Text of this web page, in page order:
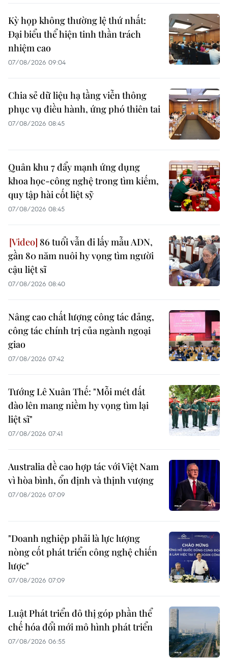
Kỳ họp không thường lệ thứ nhất:
Đại biểu thể hiện tinh thần trách
nhiệm cao
07/08/2026 09:04
Chia sẻ dữ liệu hạ tầng viễn thông
phục vụ điều hành, ứng phó thiên tai
07/08/2026 08:45
Quân khu 7 đẩy mạnh ứng dụng
khoa học-công nghệ trong tìm kiếm,
quy tập hài cốt liệt sỹ
07/08/2026 08:45
86 tuổi vẫn đi lấy mẫu ADN,
gần 80 năm nuôi hy vọng tìm người
cậu liệt sĩ
07/08/2026 08:40
Nâng cao chất lượng công tác đảng,
công tác chính trị của ngành ngoại
giao
07/08/2026 07:42
Tướng Lê Xuân Thế: "Mỗi mét đất
đào lên mang niềm hy vọng tìm lại
liệt sĩ"
07/08/2026 07:41
Australia đề cao hợp tác với Việt Nam
vì hòa bình, ổn định và thịnh vượng
07/08/2026 07:09
"Doanh nghiệp phải là lực lượng
nòng cốt phát triển công nghệ chiến
lược"
07/08/2026 07:09
Luật Phát triển đô thị góp phần thể
chế hóa đổi mới mô hình phát triển
07/08/2026 06:55